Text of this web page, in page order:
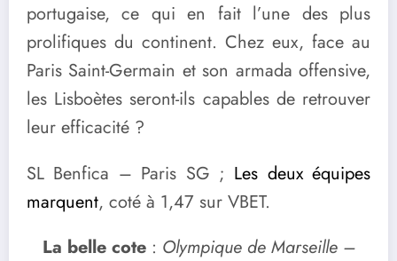
portugaise, ce qui en fait l’une des plus
prolifiques du continent. Chez eux, face au
Paris Saint-Germain et son armada offensive,
les Lisboètes seront-ils capables de retrouver
leur efficacité ?
SL Benfica – Paris SG ; Les deux équipes
marquent, coté à 1,47 sur VBET.
La belle cote: Olympique de Marseille –